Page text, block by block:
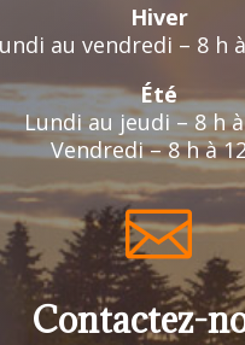
Hiver
au vendredi – 8 h
Été
Lundi au jeudi – 8 h
Vendredi – 8 h à

Contactez-